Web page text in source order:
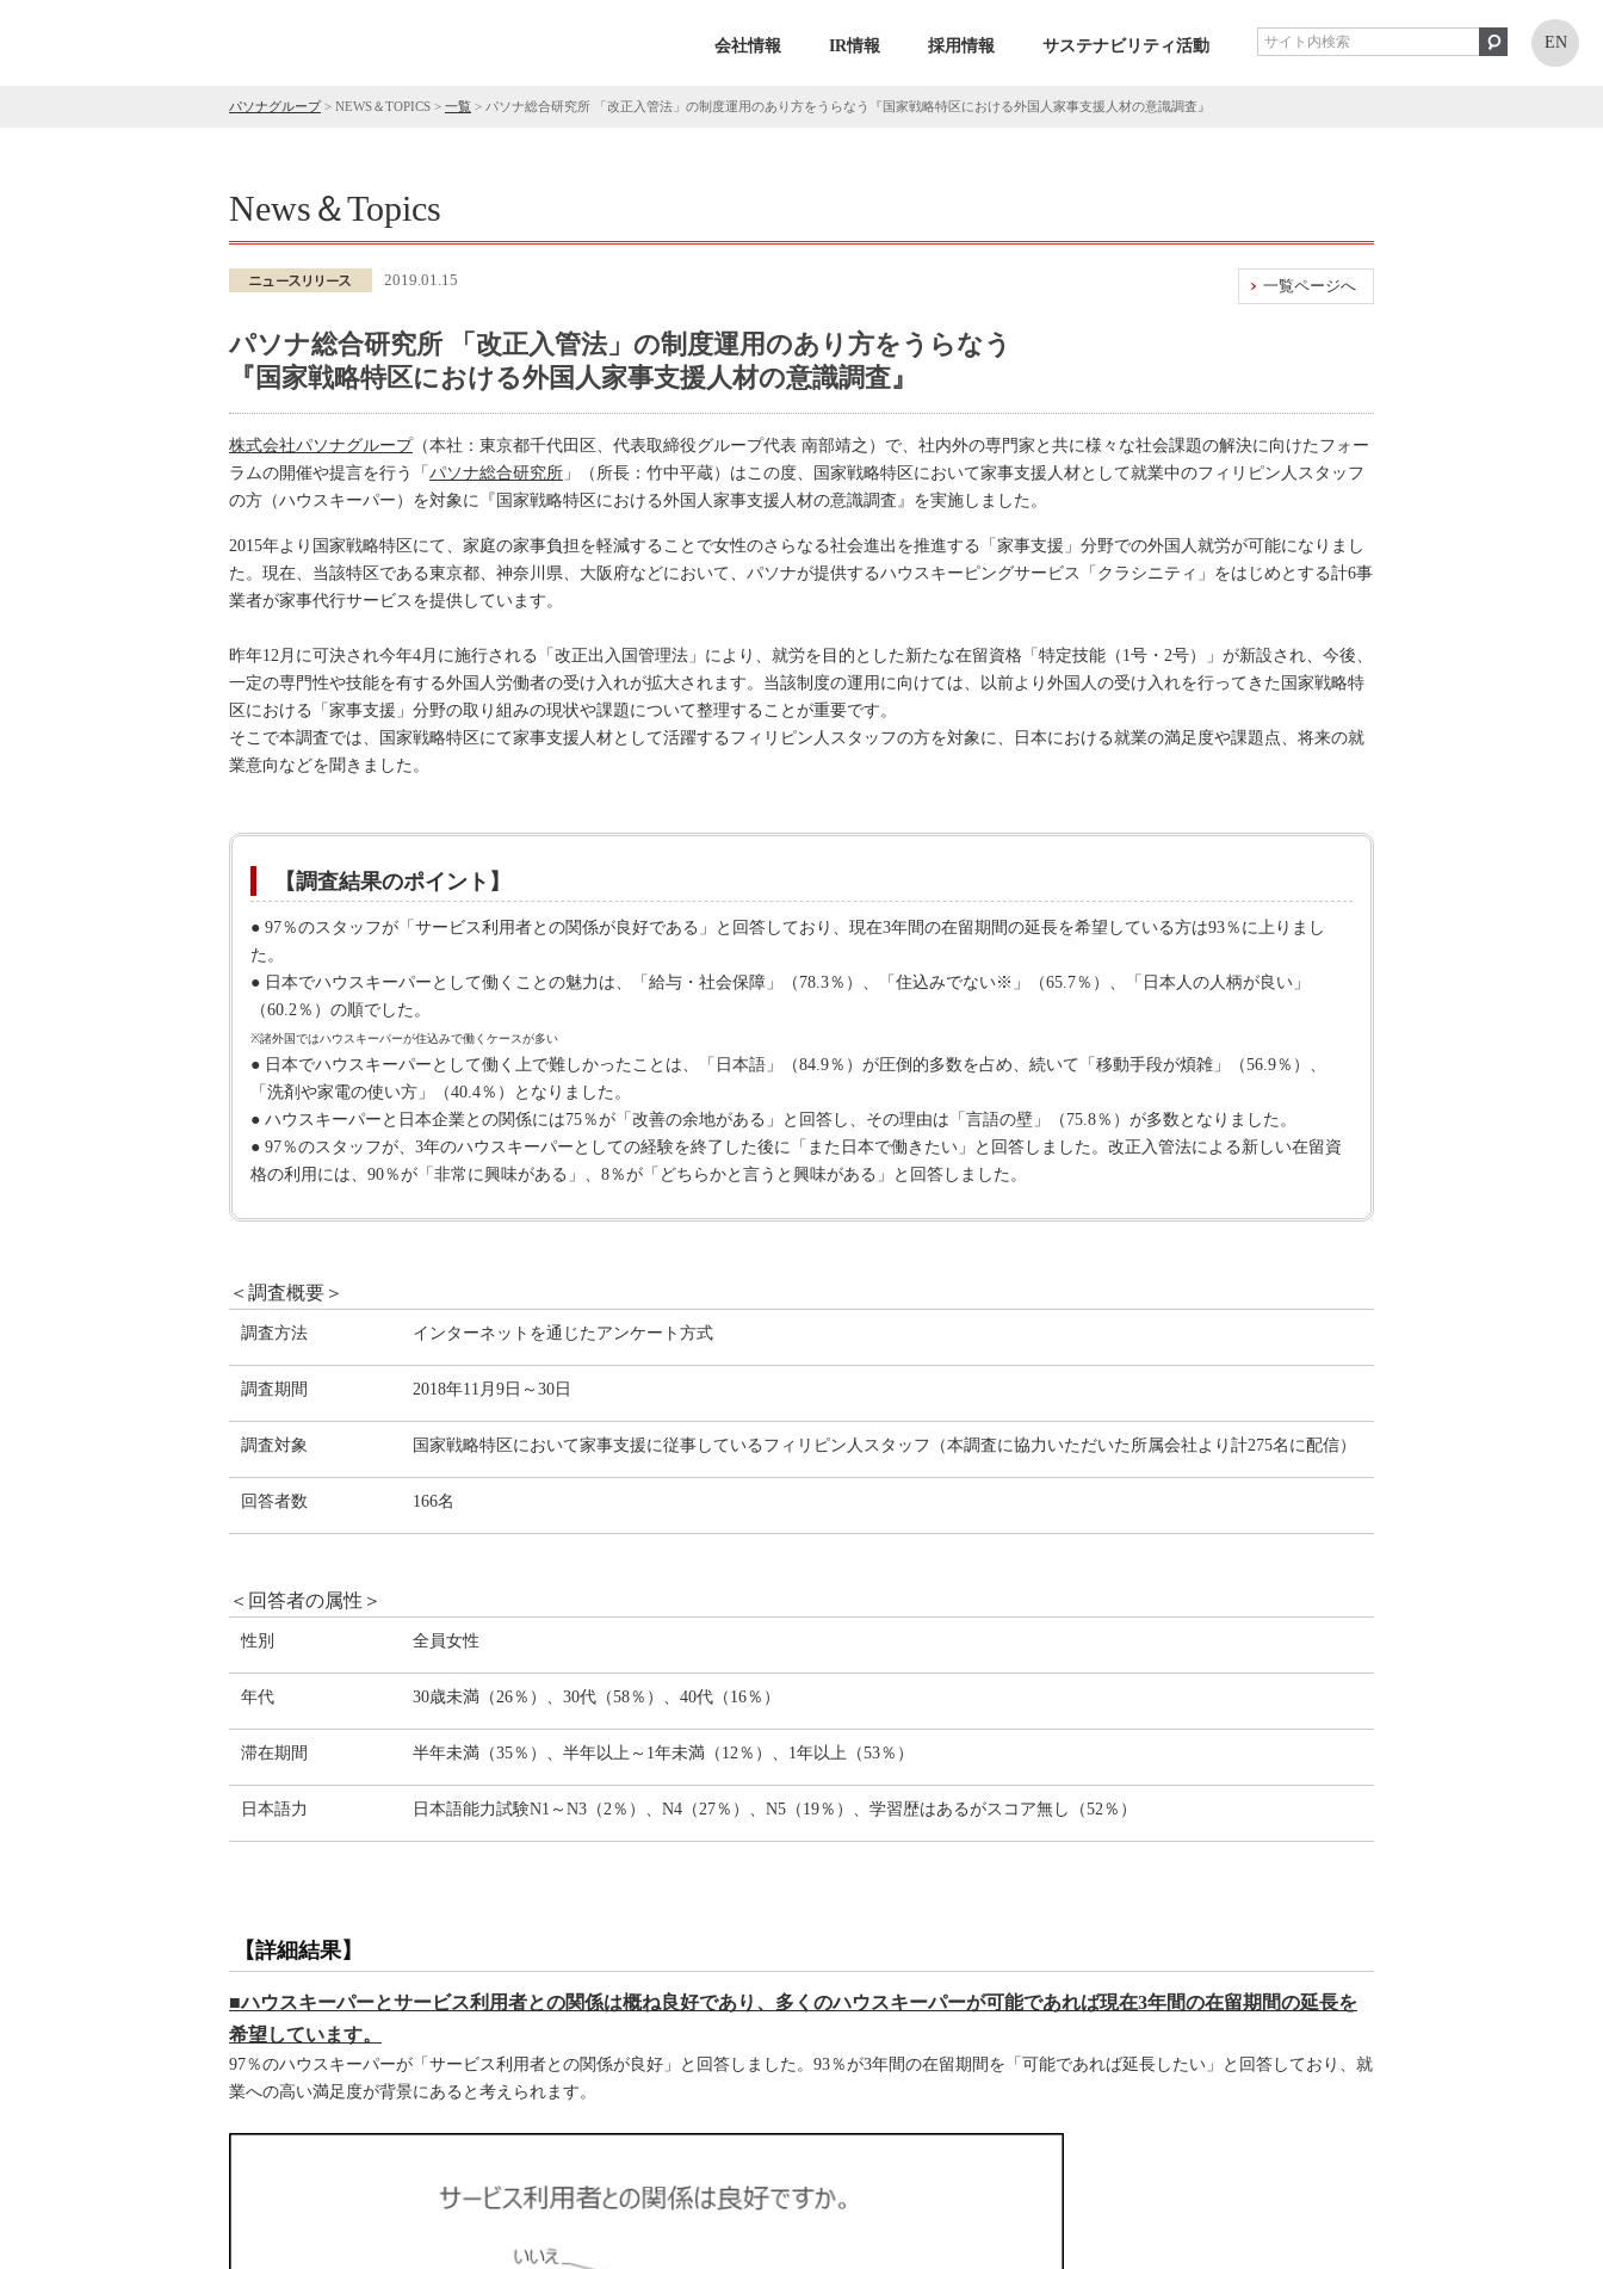
会社情報 IR情報 採用情報 サステナビリティ活動 EN
パソナグループ> NEWS＆TOPICS > 一覧 > パソナ総合研究所 「改正入管法」の制度運用のあり方をうらなう『国家戦略特区における外国人家事支援人材の意識調査』
News＆Topics
一覧ページへ
2019.01.15
パソナ総合研究所 「改正入管法」の制度運用のあり方をうらなう
『国家戦略特区における外国人家事支援人材の意識調査』
株式会社パソナグループ（本社：東京都千代田区、代表取締役グループ代表 南部靖之）で、社内外の専門家と共に様々な社会課題の解決に向けたフォー
ラムの開催や提言を行う「パソナ総合研究所 」（所長：竹中平蔵）はこの度、国家戦略特区において家事支援人材として就業中のフィリピン人スタッフ
の方（ハウスキーパー）を対象に『国家戦略特区における外国人家事支援人材の意識調査』を実施しました。
2015年より国家戦略特区にて、家庭の家事負担を軽減することで女性のさらなる社会進出を推進する「家事支援」分野での外国人就労が可能になりまし
た。現在、当該特区である東京都、神奈川県、大阪府などにおいて、パソナが提供するハウスキーピングサービス「クラシニティ」をはじめとする計6事
業者が家事代行サービスを提供しています。
昨年12月に可決され今年4月に施行される「改正出入国管理法」により、就労を目的とした新たな在留資格「特定技能（1号・2号）」が新設され、今後、
一定の専門性や技能を有する外国人労働者の受け入れが拡大されます。当該制度の運用に向けては、以前より外国人の受け入れを行ってきた国家戦略特
区における「家事支援」分野の取り組みの現状や課題について整理することが重要です。
そこで本調査では、国家戦略特区にて家事支援人材として活躍するフィリピン人スタッフの方を対象に、日本における就業の満足度や課題点、将来の就
業意向などを聞きました。
【調査結果のポイント】
● 97％のスタッフが「サービス利用者との関係が良好である」と回答しており、現在3年間の在留期間の延長を希望している方は93％に上りまし
た。
● 日本でハウスキーパーとして働くことの魅力は、「給与・社会保障」（78.3％）、「住込みでない※」（65.7％）、「日本人の人柄が良い」
（60.2％）の順でした。
※諸外国ではハウスキーパーが住込みで働くケースが多い
● 日本でハウスキーパーとして働く上で難しかったことは、「日本語」（84.9％）が圧倒的多数を占め、続いて「移動手段が煩雑」（56.9％）、
「洗剤や家電の使い方」（40.4％）となりました。
● ハウスキーパーと日本企業との関係には75％が「改善の余地がある」と回答し、その理由は「言語の壁」（75.8％）が多数となりました。
● 97％のスタッフが、3年のハウスキーパーとしての経験を終了した後に「また日本で働きたい」と回答しました。改正入管法による新しい在留資
格の利用には、90％が「非常に興味がある」、8％が「どちらかと言うと興味がある」と回答しました。
＜調査概要＞
調査方法 インターネットを通じたアンケート方式
調査期間 2018年11月9日～30日
調査対象 国家戦略特区において家事支援に従事しているフィリピン人スタッフ（本調査に協力いただいた所属会社より計275名に配信）
回答者数 166名
＜回答者の属性＞
性別 全員女性
年代 30歳未満（26％）、30代（58％）、40代（16％）
滞在期間 半年未満（35％）、半年以上～1年未満（12％）、1年以上（53％）
日本語力 日本語能力試験N1～N3（2％）、N4（27％）、N5（19％）、学習歴はあるがスコア無し（52％）
【詳細結果】
■ハウスキーパーとサービス利用者との関係は概ね良好であり、多くのハウスキーパーが可能であれば現在3年間の在留期間の延長を
希望しています。
97％のハウスキーパーが「サービス利用者との関係が良好」と回答しました。93％が3年間の在留期間を「可能であれば延長したい」と回答しており、就
業への高い満足度が背景にあると考えられます。